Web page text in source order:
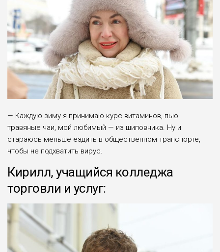
— Каждую зиму я принимаю курс витаминов, пью
травяные чаи, мой любимый — из шиповника. Ну и
стараюсь меньше ездить в общественном транспорте,
чтобы не подхватить вирус.
Кирилл, учащийся колледжа
торговли и услуг: